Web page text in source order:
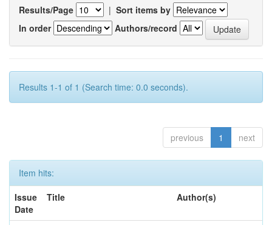
Results/Page | Sort items by
In order
Authors/record
Results 1-1 of 1 (Search time: 0.0 seconds).
previous 1 next
Item hits:
Issue
Date
Title Author(s)